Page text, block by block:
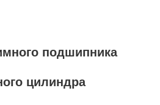
подшипника
цилиндра